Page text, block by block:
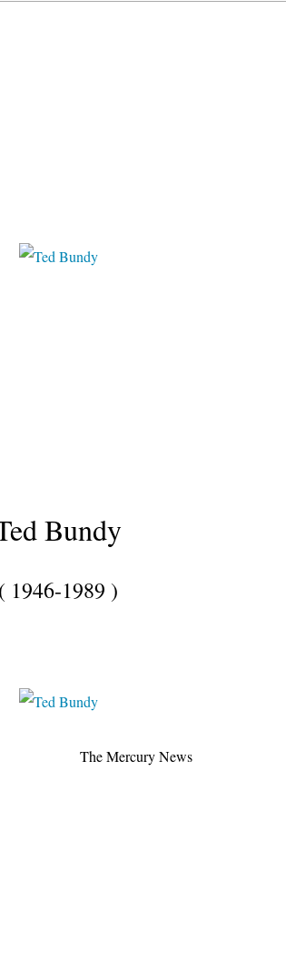
Bundy
1946-1989 )
News